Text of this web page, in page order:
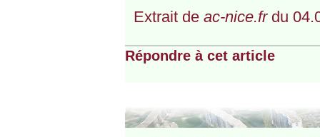
Extrait de ac-nice.frdu
Répondre à cet article